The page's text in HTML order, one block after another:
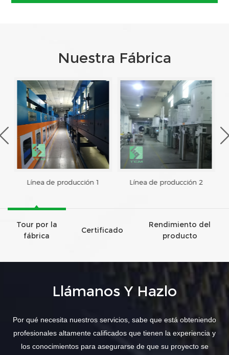
Nuestra Fábrica
Línea de producción 1 Línea de producción 2
Tour por la
fábrica
Certificado
Rendimiento del
producto
Llámanos Y Hazlo
Por qué necesita nuestros servicios, sabe que está obteniendo
profesionales altamente calificados que tienen la experiencia y
los conocimientos para asegurarse de que su proyecto se